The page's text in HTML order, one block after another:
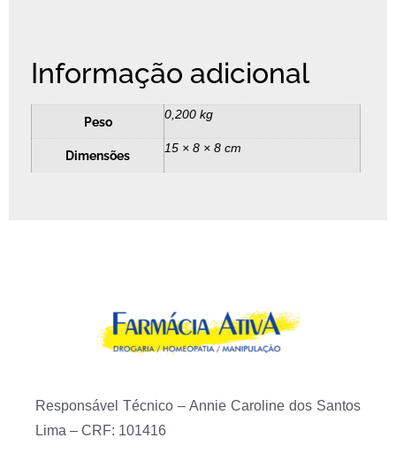
Informação adicional
Peso 0,200 kg
Dimensões 15 × 8 × 8 cm
Responsável Técnico – Annie Caroline dos Santos
Lima – CRF: 101416